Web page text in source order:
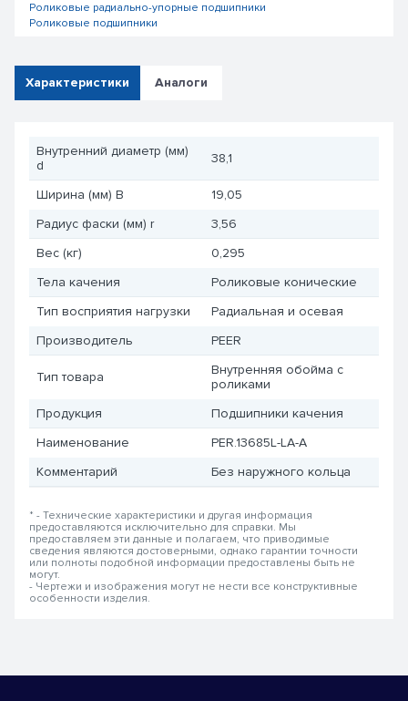
Роликовые радиально-упорные подшипники
Роликовые подшипники
Характеристики Аналоги
Внутренний диаметр (мм)
d
38,1
Ширина (мм) B
19,05
Радиус фаски (мм) r
3,56
Вес (кг)
0,295
Тела качения
Роликовые конические
Тип восприятия нагрузки
Радиальная и осевая
Производитель
PEER
Тип товара
Внутренняя обойма с
роликами
Продукция
Подшипники качения
Наименование
PER.13685L-LA-A
Комментарий
Без наружного кольца
* - Технические характеристики и другая информация
предоставляются исключительно для справки. Мы
предоставляем эти данные и полагаем, что приводимые
сведения являются достоверными, однако гарантии точности
или полноты подобной информации предоставлены быть не
могут.
- Чертежи и изображения могут не нести все конструктивные
особенности изделия.